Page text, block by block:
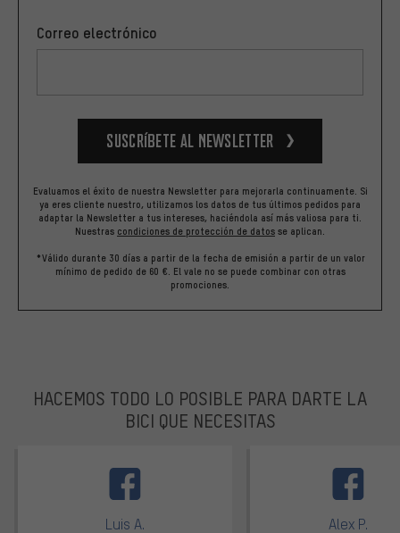
Correo electrónico
Suscríbete al newsletter
Evaluamos el éxito de nuestra Newsletter para mejorarla continuamente. Si
ya eres cliente nuestro, utilizamos los datos de tus últimos pedidos para
adaptar la Newsletter a tus intereses, haciéndola así más valiosa para ti.
Nuestras condiciones de protección de datos se aplican.
*Válido durante 30 días a partir de la fecha de emisión a partir de un valor
mínimo de pedido de 60 €. El vale no se puede combinar con otras
promociones.
HACEMOS TODO LO POSIBLE PARA DARTE LA
BICI QUE NECESITAS
Luis A. Alex P.